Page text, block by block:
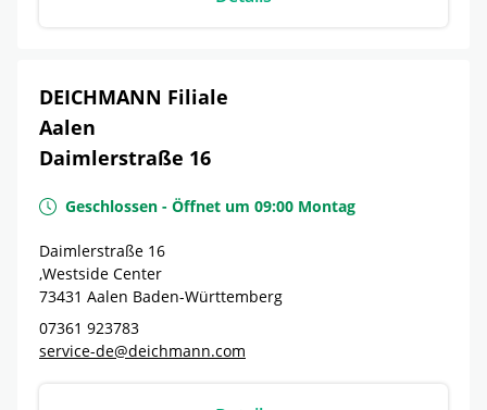
DEICHMANN Filiale
Aalen
Daimlerstraße 16
Geschlossen - Öffnet um 09:00 Montag
Daimlerstraße 16
,Westside Center
73431 Aalen Baden-Württemberg
07361 923783
service-de@deichmann.com